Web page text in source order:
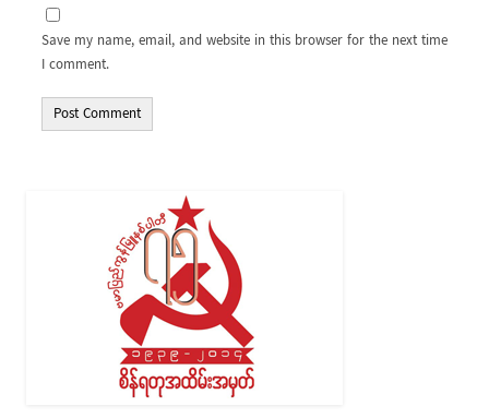
Save my name, email, and website in this browser for the next time
I comment.